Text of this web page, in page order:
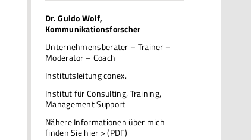
Dr. Guido Wolf,
Kommunikationsforscher
Unternehmensberater – Trainer –
Moderator – Coach
Institutsleitung conex.
Institut für Consulting, Training,
Management Support
Nähere Informationen über mich
finden Sie hier > (PDF)